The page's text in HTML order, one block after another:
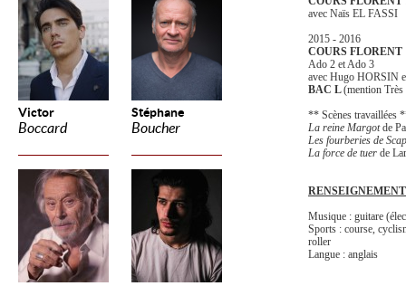
Victor
Boccard
Stéphane
Boucher
avec Naïs EL FASSI
2015 - 2016
COURS FLORENT
Ado 2 et Ado 3
avec Hugo HORSIN
BAC L(mention
** Scènes travaillées
La reine Margotde
Les fourberies de
La force de tuer de
Musique : guitare
Sports : course,
roller
Langue : anglais